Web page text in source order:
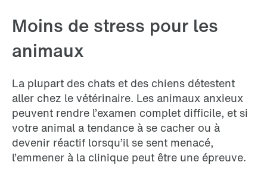
Moins de stress pour les
animaux
La plupart des chats et des chiens détestent
aller chez le vétérinaire. Les animaux anxieux
peuvent rendre l’examen complet difficile, et si
votre animal a tendance à se cacher ou à
devenir réactif lorsqu’il se sent menacé,
l’emmener à la clinique peut être une épreuve.